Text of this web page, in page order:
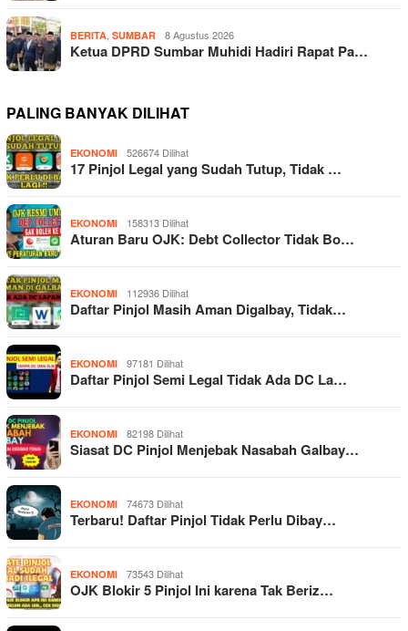
BERITA, SUMBAR 8 Agustus 2026
Ketua DPRD Sumbar Muhidi Hadiri Rapat Pa…
PALING BANYAK DILIHAT
EKONOMI 526674 Dilihat
17 Pinjol Legal yang Sudah Tutup, Tidak …
EKONOMI 158313 Dilihat
Aturan Baru OJK: Debt Collector Tidak Bo…
EKONOMI 112936 Dilihat
Daftar Pinjol Masih Aman Digalbay, Tidak…
EKONOMI 97181 Dilihat
Daftar Pinjol Semi Legal Tidak Ada DC La…
EKONOMI 82198 Dilihat
Siasat DC Pinjol Menjebak Nasabah Galbay…
EKONOMI 74673 Dilihat
Terbaru! Daftar Pinjol Tidak Perlu Dibay…
EKONOMI 73543 Dilihat
OJK Blokir 5 Pinjol Ini karena Tak Beriz…